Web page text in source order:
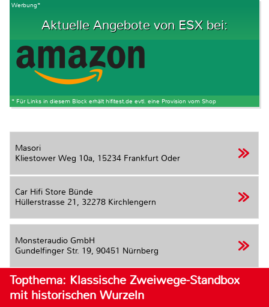
Werbung*
Aktuelle Angebote von ESX bei:
* Für Links in diesem Block erhält hifitest.de evtl. eine Provision vom Shop
Masori
Kliestower Weg 10a, 15234 Frankfurt Oder
Car Hifi Store Bünde
Hüllerstrasse 21, 32278 Kirchlengern
Monsteraudio GmbH
Gundelfinger Str. 19, 90451 Nürnberg
Topthema: Klassische Zweiwege-Standbox
mit historischen Wurzeln